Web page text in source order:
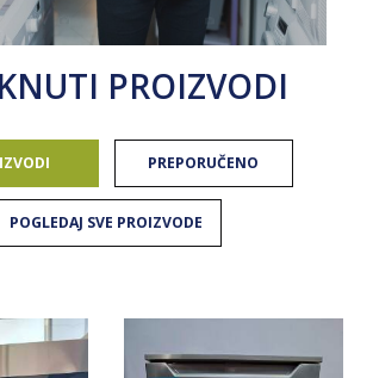
PROIZVODI
PREPORUČENO
POGLEDAJ SVE PROIZVODE